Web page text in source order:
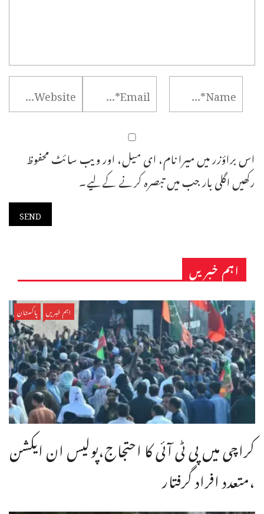
اس براؤزر میں میرا نام، ای میل، اور ویب سائٹ محفوظ
رکھیں اگلی بار جب میں تبصرہ کرنے کےلیے۔
اہم خبریں
اہم خبریں پاکستان
کراچی میں پی ٹی آئی کا احتجاج،پولیس ان ایکشن
،متعدد افراد گرفتار